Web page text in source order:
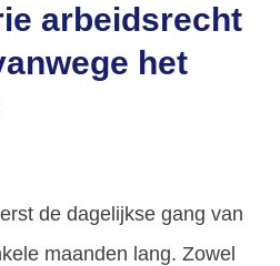
arbeidsrecht
het
de dagelijkse gang van
maanden lang. Zowel